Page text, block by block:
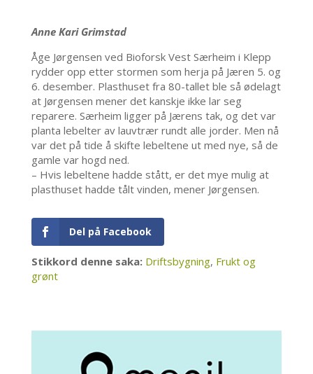
Anne Kari Grimstad
Åge Jørgensen ved Bioforsk Vest Særheim i Klepp
rydder opp etter stormen som herja på Jæren 5. og
6. desember. Plasthuset fra 80-tallet ble så ødelagt
at Jørgensen mener det kanskje ikke lar seg
reparere. Særheim ligger på Jærens tak, og det var
planta lebelter av lauvtrær rundt alle jorder. Men nå
var det på tide å skifte lebeltene ut med nye, så de
gamle var hogd ned.
– Hvis lebeltene hadde stått, er det mye mulig at
plasthuset hadde tålt vinden, mener Jørgensen.
Del på Facebook
Stikkord denne saka: Driftsbygning, Frukt og
grønt